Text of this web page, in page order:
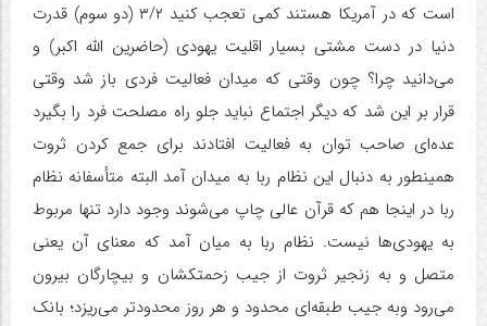
است که در آمریکا هستند کمی تعجب کنید ۳/۲ (دو سوم) قدرت
دنیا در دست مشتی بسیار اقلیت یهودی (حاضرین الله اکبر) و
می‌دانید چرا؟ چون وقتی که میدان فعالیت فردی باز شد وقتی
قرار بر این شد که دیگر اجتماع نباید جلو راه مصلحت فرد را بگیرد
عده‌ای صاحب توان به فعالیت افتادند برای جمع کردن ثروت
همینطور به دنبال این نظام ربا به میدان آمد البته متأسفانه نظام
ربا در اینجا هم که قرآن عالی چاپ می‌شوند وجود دارد تنها مربوط
به یهودی‌ها نیست. نظام ربا به میان آمد که معنای آن یعنی
متصل و به زنجیر ثروت از جیب زحمتکشان و بیچارگان بیرون
می‌رود وبه جیب طبقه‌ای محدود و هر روز محدودتر می‌ریزد؛ بانک